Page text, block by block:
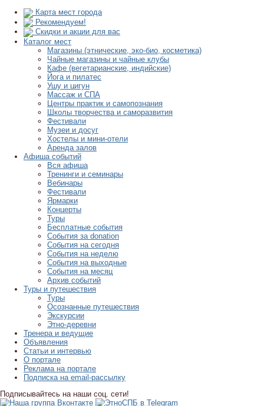
Карта мест города
Рекомендуем!
Скидки и акции для вас
Каталог мест
Магазины (этнические, эко-био, косметика)
Чайные магазины и чайные клубы
Кафе (вегетарианские, индийские)
Йога и пилатес
Ушу и цигун
Массаж и СПА
Центры практик и самопознания
Школы творчества и саморазвития
Фестивали
Музеи и досуг
Хостелы и мини-отели
Аренда залов
Афиша событий
Вся афиша
Тренинги и семинары
Вебинары
Фестивали
Ярмарки
Концерты
Туры
Бесплатные события
События за donation
События на сегодня
События на неделю
События на выходные
События на месяц
Архив событий
Туры и путешествия
Туры
Осознанные путешествия
Экскурсии
Этно-деревни
Тренера и ведущие
Объявления
Статьи и интервью
О портале
Реклама на портале
Подписка на email-рассылку
Подписывайтесь на наши соц. сети!